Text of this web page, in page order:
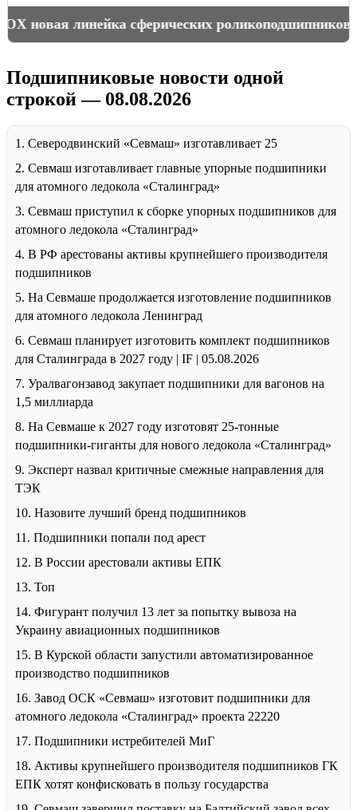
Как измерить подшипник
Подшипниковые новости одной
строкой — 08.08.2026
1. Северодвинский «Севмаш» изготавливает 25
2. Севмаш изготавливает главные упорные подшипники
для атомного ледокола «Сталинград»
3. Севмаш приступил к сборке упорных подшипников для
атомного ледокола «Сталинград»
4. В РФ арестованы активы крупнейшего производителя
подшипников
5. На Севмаше продолжается изготовление подшипников
для атомного ледокола Ленинград
6. Севмаш планирует изготовить комплект подшипников
для Сталинграда в 2027 году | IF | 05.08.2026
7. Уралвагонзавод закупает подшипники для вагонов на
1,5 миллиарда
8. На Севмаше к 2027 году изготовят 25-тонные
подшипники-гиганты для нового ледокола «Сталинград»
9. Эксперт назвал критичные смежные направления для
ТЭК
10. Назовите лучший бренд подшипников
11. Подшипники попали под арест
12. В России арестовали активы ЕПК
13. Топ
14. Фигурант получил 13 лет за попытку вывоза на
Украину авиационных подшипников
15. В Курской области запустили автоматизированное
производство подшипников
16. Завод ОСК «Севмаш» изготовит подшипники для
атомного ледокола «Сталинград» проекта 22220
17. Подшипники истребителей МиГ
18. Активы крупнейшего производителя подшипников ГК
ЕПК хотят конфисковать в пользу государства